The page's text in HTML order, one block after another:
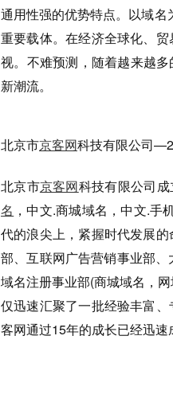
通用性强的优势特点。以域
重要载体。在经济全球化、
视。不难预测，随着越来越
新潮流。
北京市京客网科技有限公司
北京市京客网科技有限公司
名 ，中文.商城域名，中文.
代的浪尖上，紧握时代发展
部、互联网广告营销事业部
域名注册事业部(商城域名，
仅迅速汇聚了一批经验丰富
客网通过15年的成长已经迅